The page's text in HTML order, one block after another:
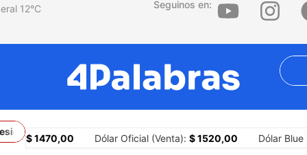
12°C Seguinos en:
y sigamos apostando por justicia social y salarios
$ 1470,00 Dólar Oficial (Venta):$ 1520,00 Dólar Blue